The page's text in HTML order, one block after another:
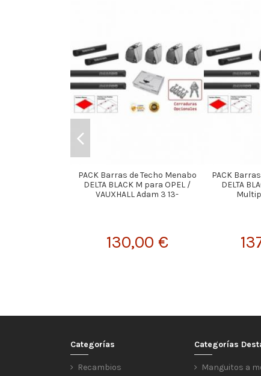
PACK Barras de Techo Menabo
DELTA BLACK M para OPEL /
VAUXHALL Adam 3 13-
130,00 €
PACK
DELTA
Categorías
Recambios
Categorías
Manguitos a